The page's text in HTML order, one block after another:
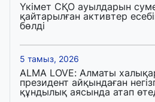
Үкімет СҚО ауылдарын
қайтарылған активтер
бөлді
5 тамыз, 2026
ALMA LOVE: Алматы
президент айқындаған
құндылық аясында атап